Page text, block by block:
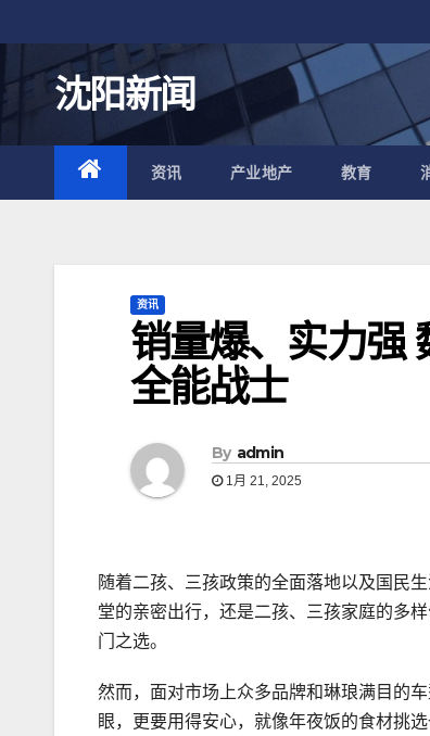
至
内
容
沈阳新闻
资讯 产业地产 教育
资讯
销量爆、实力强
全能战士
By admin
1月 21, 2025
随着二孩、三孩政策的全面落地以及国民
堂的亲密出行，还是二孩、三孩家庭的多
门之选。
然而，面对市场上众多品牌和琳琅满目的
眼，更要用得安心，就像年夜饭的食材挑